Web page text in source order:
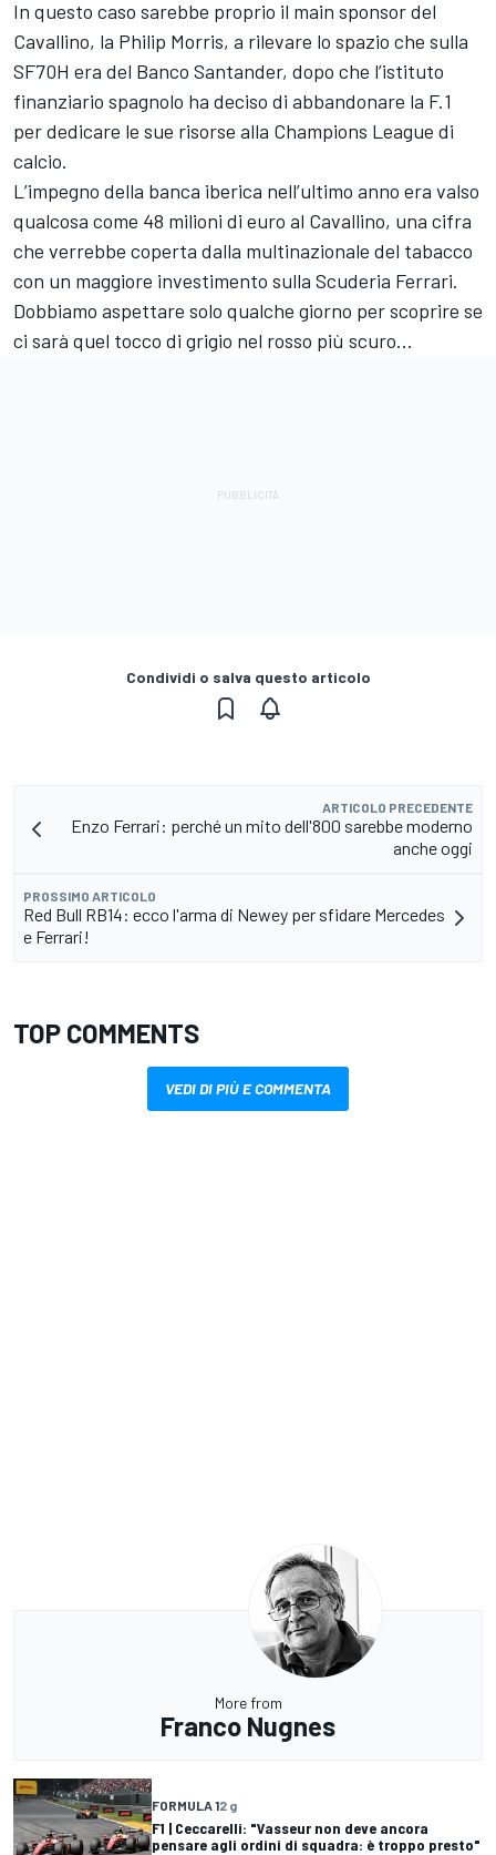
In questo caso sarebbe proprio il main sponsor del
Cavallino, la Philip Morris, a rilevare lo spazio che sulla
SF70H era del Banco Santander, dopo che l’istituto
finanziario spagnolo ha deciso di abbandonare la F.1
per dedicare le sue risorse alla Champions League di
calcio.
L’impegno della banca iberica nell’ultimo anno era valso
qualcosa come 48 milioni di euro al Cavallino, una cifra
che verrebbe coperta dalla multinazionale del tabacco
con un maggiore investimento sulla Scuderia Ferrari.
Dobbiamo aspettare solo qualche giorno per scoprire se
ci sarà quel tocco di grigio nel rosso più scuro...
Condividi o salva questo articolo
ARTICOLO PRECEDENTE
Enzo Ferrari: perché un mito dell'800 sarebbe moderno
anche oggi
PROSSIMO ARTICOLO
Red Bull RB14: ecco l'arma di Newey per sfidare Mercedes
e Ferrari!
TOP COMMENTS
VEDI DI PIÙ E COMMENTA
More from
Franco Nugnes
FORMULA 12 g
F1 | Ceccarelli: "Vasseur non deve ancora
pensare agli ordini di squadra: è troppo presto"